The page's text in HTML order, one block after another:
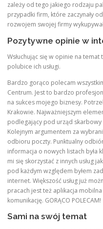
zależy od tego jakiego rodzaju
przypadki firm, które zaczynały
rozwojem swojej firmy
Pozytywne opinie w
Wsłuchując się w opinie na
polubice ich usługi.
Bardzo gorąco polecam
Centrum. Jest to bardzo
na sukces mojego biznesy.
Krakowie. Najważniejszym
podlegający pod urząd
Kolejnym argumentem za
odbioru poczty. Punktualny
informacja o nowych listach była
mi się skorzystać z innych usług
pod każdym względem byłem
internet. Większość usług już
pracach jest też aplikacja
komunikację. GORĄCO POLECAM!
Sami na swój temat